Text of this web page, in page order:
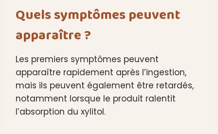
Quels symptômes peuvent
apparaître ?
Les premiers symptômes peuvent
apparaître rapidement après l’ingestion,
mais ils peuvent également être retardés,
notamment lorsque le produit ralentit
l’absorption du xylitol.